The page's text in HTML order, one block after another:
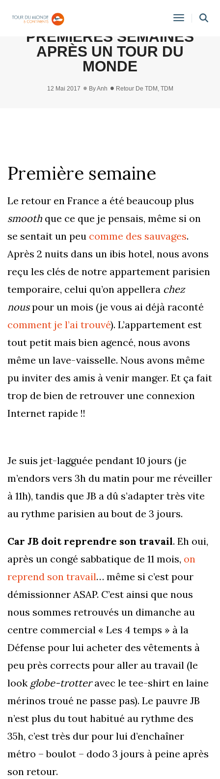
Toggle
[LE RETOUR] LES DEUX
PREMIÈRES SEMAINES
APRÈS UN TOUR DU
MONDE
12 Mai 2017 ByAnh Retour De TDM , TDM
Première semaine
Le retour en France a été beaucoup plus
smooth que ce que je pensais, même si on
se sentait un peu comme des sauvages.
Après 2 nuits dans un ibis hotel, nous avons
reçu les clés de notre appartement parisien
temporaire, celui qu’on appellera chez
nouspour un mois (je vous ai déjà raconté
comment je l’ai trouvé). L’appartement est
tout petit mais bien agencé, nous avons
même un lave-vaisselle. Nous avons même
pu inviter des amis à venir manger. Et ça fait
trop de bien de retrouver une connexion
Internet rapide !!
Je suis jet-lagguée pendant 10 jours (je
m’endors vers 3h du matin pour me réveiller
à 11h), tandis que JB a dû s’adapter très vite
au rythme parisien au bout de 3 jours.
Car JB doit reprendre son travail. Eh oui,
après un congé sabbatique de 11 mois, on
reprend son travail… même si c’est pour
démissionner ASAP. C’est ainsi que nous
nous sommes retrouvés un dimanche au
centre commercial « Les 4 temps » à la
Défense pour lui acheter des vêtements à
peu près corrects pour aller au travail (le
look globe-trotteravec le tee-shirt en laine
mérinos troué ne passe pas). Le pauvre JB
n’est plus du tout habitué au rythme des
35h, c’est très dur pour lui d’enchaîner
métro – boulot – dodo 3 jours à peine après
son retour.